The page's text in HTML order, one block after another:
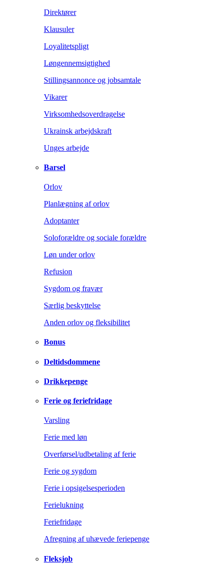
Direktører
Klausuler
Loyalitetspligt
Løngennemsigtighed
Stillingsannonce og jobsamtale
Vikarer
Virksomhedsoverdragelse
Ukrainsk arbejdskraft
Unges arbejde
Barsel
Orlov
Planlægning af orlov
Adoptanter
Soloforældre og sociale forældre
Løn under orlov
Refusion
Sygdom og fravær
Særlig beskyttelse
Anden orlov og fleksibilitet
Bonus
Deltidsdommene
Drikkepenge
Ferie og feriefridage
Varsling
Ferie med løn
Overførsel/udbetaling af ferie
Ferie og sygdom
Ferie i opsigelsesperioden
Ferielukning
Feriefridage
Afregning af uhævede feriepenge
Fleksjob